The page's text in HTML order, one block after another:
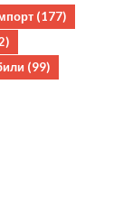
(177)
(99)